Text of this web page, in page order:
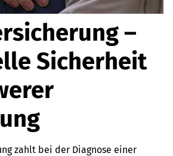
–
Sicherheit
zahlt bei der Diagnose einer